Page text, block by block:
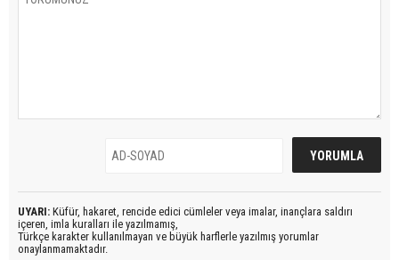
UYARI: Küfür, hakaret, rencide edici cümleler veya imalar, inançlara saldırı
içeren, imla kuralları ile yazılmamış,
Türkçe karakter kullanılmayan ve büyük harflerle yazılmış yorumlar
onaylanmamaktadır.